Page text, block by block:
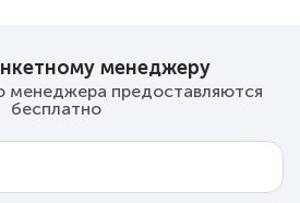
менеджеру
менеджера предоставляются
бесплатно